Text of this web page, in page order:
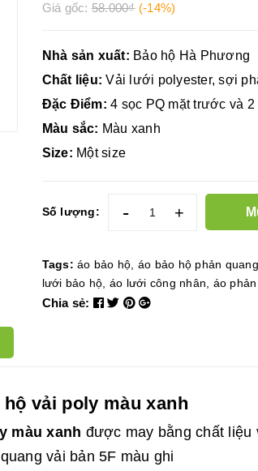
Giá gốc: 58.000₫ (-14%)
Nhà sản xuất: Bảo hộ Hà Phương
Chất liệu: Vải lưới polyester, sợi
Đặc Điểm: 4 sọc PQ mặt trước và 2
Màu sắc: Màu xanh
Size: Một size
Số lượng: - +
Tags:áo bảo hộ áo bảo hộ phản quang
lưới bảo hộ áo lưới công nhân áo
Chia sẻ:
vải poly màu xanh
màu xanh được may bằng chất liệu
vải bản 5F màu ghi